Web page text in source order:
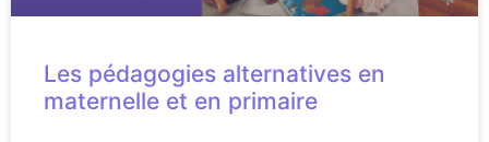
Les pédagogies alternatives en
maternelle et en primaire